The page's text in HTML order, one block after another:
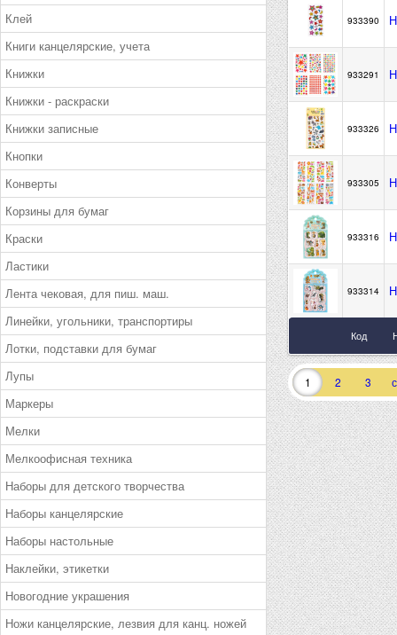
Клей
Книги канцелярские, учета
Книжки
Книжки - раскраски
Книжки записные
Кнопки
Конверты
Корзины для бумаг
Краски
Ластики
Лента чековая, для пиш. маш.
Линейки, угольники, транспортиры
Лотки, подставки для бумаг
Лупы
Маркеры
Мелки
Мелкоофисная техника
Наборы для детского творчества
Наборы канцелярские
Наборы настольные
Наклейки, этикетки
Новогодние украшения
Ножи канцелярские, лезвия для канц. ножей
Код
933390
933291
933326
933305
933316
933314
1 2 3